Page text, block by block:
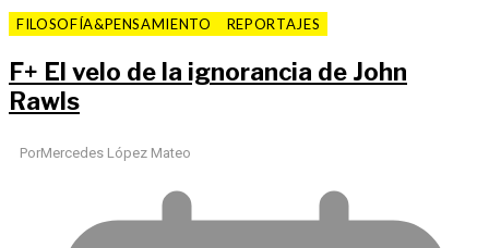
FILOSOFÍA&PENSAMIENTO REPORTAJES
F+ El velo de la ignorancia de John
Rawls
PorMercedes López Mateo